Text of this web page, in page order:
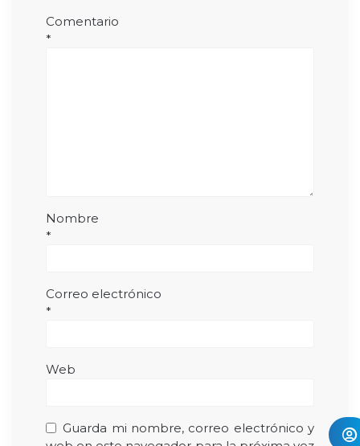
Comentario
*
Nombre
*
Correo electrónico
*
Web
Guarda mi nombre, correo electrónico y